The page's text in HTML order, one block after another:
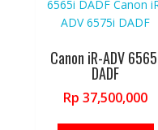
Canon iR-ADV
DADF
Rp 37,500,000